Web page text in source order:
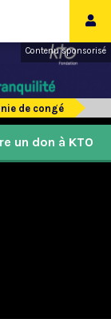
Contenu sponsorisé
de congé
un don à KTO